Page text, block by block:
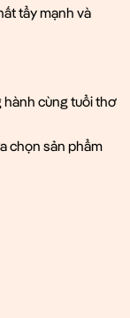
tẩy mạnh và
cùng tuổi thơ
chọn sản phẩm